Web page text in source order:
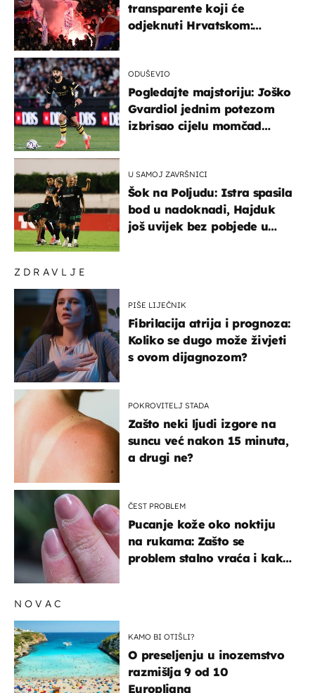
ZDRAVLJE
PIŠE LIJEČNIK
Fibrilacija atrija i prognoza:
Koliko se dugo može živjeti
s ovom dijagnozom?
POKROVITELJ STADA
Zašto neki ljudi izgore na
suncu već nakon 15 minuta,
a drugi ne?
ČEST PROBLEM
Pucanje kože oko noktiju
na rukama: Zašto se
problem stalno vraća i kako
transparente koji će
odjeknuti Hrvatskom:
ODUŠEVIO
Pogledajte majstoriju: Joško
Gvardiol jednim potezom
izbrisao cijelu momčad
U SAMOJ ZAVRŠNICI
Šok na Poljudu: Istra spasila
bod u nadoknadi, Hajduk
još uvijek bez pobjede u
NOVAC
KAMO BI OTIŠLI?
O preseljenju u inozemstvo
razmišlja 9 od 10
Europljana